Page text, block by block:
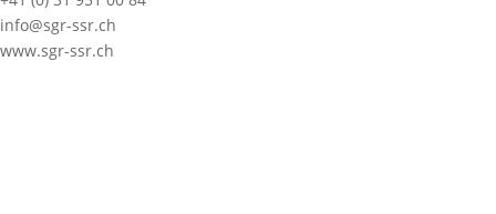
info@sgr-ssr.ch
www.sgr-ssr.ch